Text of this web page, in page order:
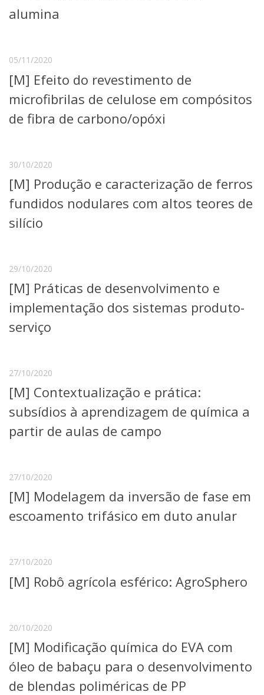
Centros, Núcleos e Projetos em Rede
Pós-doutorado
Projetos, Programas e Cursos
Artes, Cultura e Esportes
Segurança, Trânsito e Prevenção
RH, Administrativo e Financeiro
Outros serviços
Assessorias e Mídias
Agenda de Eventos
alumina
05/11/2020
[M] Efeito do revestimento de
microfibrilas de celulose em compósitos
de fibra de carbono/opóxi
30/10/2020
[M] Produção e caracterização de ferros
fundidos nodulares com altos teores de
silício
29/10/2020
[M] Práticas de desenvolvimento e
implementação dos sistemas produto-
serviço
27/10/2020
[M] Contextualização e prática:
subsídios à aprendizagem de química a
partir de aulas de campo
27/10/2020
[M] Modelagem da inversão de fase em
escoamento trifásico em duto anular
27/10/2020
[M] Robô agrícola esférico: AgroSphero
20/10/2020
[M] Modificação química do EVA com
óleo de babaçu para o desenvolvimento
de blendas poliméricas de PP